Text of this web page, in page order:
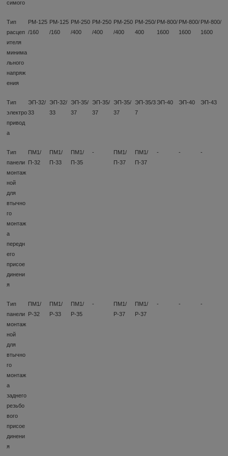
симого
Тип
расцеп
ителя
минима
льного
напряж
ения
РМ-125
/160
РМ-125
/160
РМ-250
/400
РМ-250
/400
РМ-250
/400
РМ-250/
400
РМ-800/
1600
РМ-800/
1600
РМ-800/
1600
Тип
электро
привод
а
ЭП-32/
33
ЭП-32/
33
ЭП-35/
37
ЭП-35/
37
ЭП-35/
37
ЭП-35/3
7
ЭП-40 ЭП-40 ЭП-43
Тип
панели
монтаж
ной
для
втычно
го
монтаж
а
передн
его
присое
динени
я
ПМ1/
П-32
ПМ1/
П-33
ПМ1/
П-35
-
ПМ1/
П-37
ПМ1/
П-37
- - -
Тип
панели
монтаж
ной
для
втычно
го
монтаж
а
заднего
резьбо
вого
присое
динени
я
ПМ1/
Р-32
ПМ1/
Р-33
ПМ1/
Р-35
-
ПМ1/
Р-37
ПМ1/
Р-37
- - -